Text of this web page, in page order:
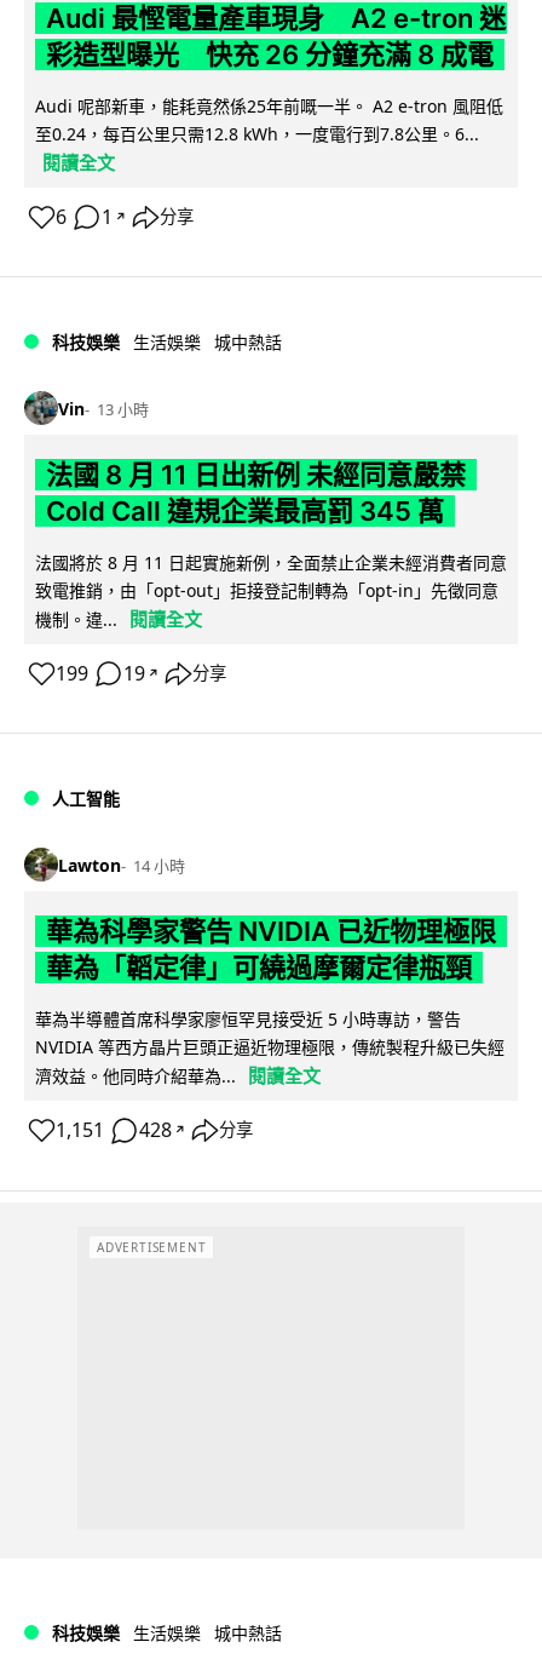
Audi 最慳電量產車現身 A2 e-tron 迷
彩造型曝光 快充 26 分鐘充滿 8 成電
Audi 呢部新車，能耗竟然係25年前嘅一半。 A2 e-tron 風阻低
至0.24，每百公里只需12.8 kWh，一度電行到7.8公里。6...
閱讀全文
6 1 ↗ 分享
科技娛樂 生活娛樂 城中熱話
Vin 13 小時
法國 8 月 11 日出新例 未經同意嚴禁
Cold Call 違規企業最高罰 345 萬
法國將於 8 月 11 日起實施新例，全面禁止企業未經消費者同意
致電推銷，由「opt-out」拒接登記制轉為「opt-in」先徵同意
機制。違...
閱讀全文
199 19 ↗ 分享
人工智能
Lawton 14 小時
華為科學家警告 NVIDIA 已近物理極限
華為「韜定律」可繞過摩爾定律瓶頸
華為半導體首席科學家廖恒罕見接受近 5 小時專訪，警告
NVIDIA 等西方晶片巨頭正逼近物理極限，傳統製程升級已失經
濟效益。他同時介紹華為...
閱讀全文
1,151 428 ↗ 分享
ADVERTISEMENT
科技娛樂 生活娛樂 城中熱話